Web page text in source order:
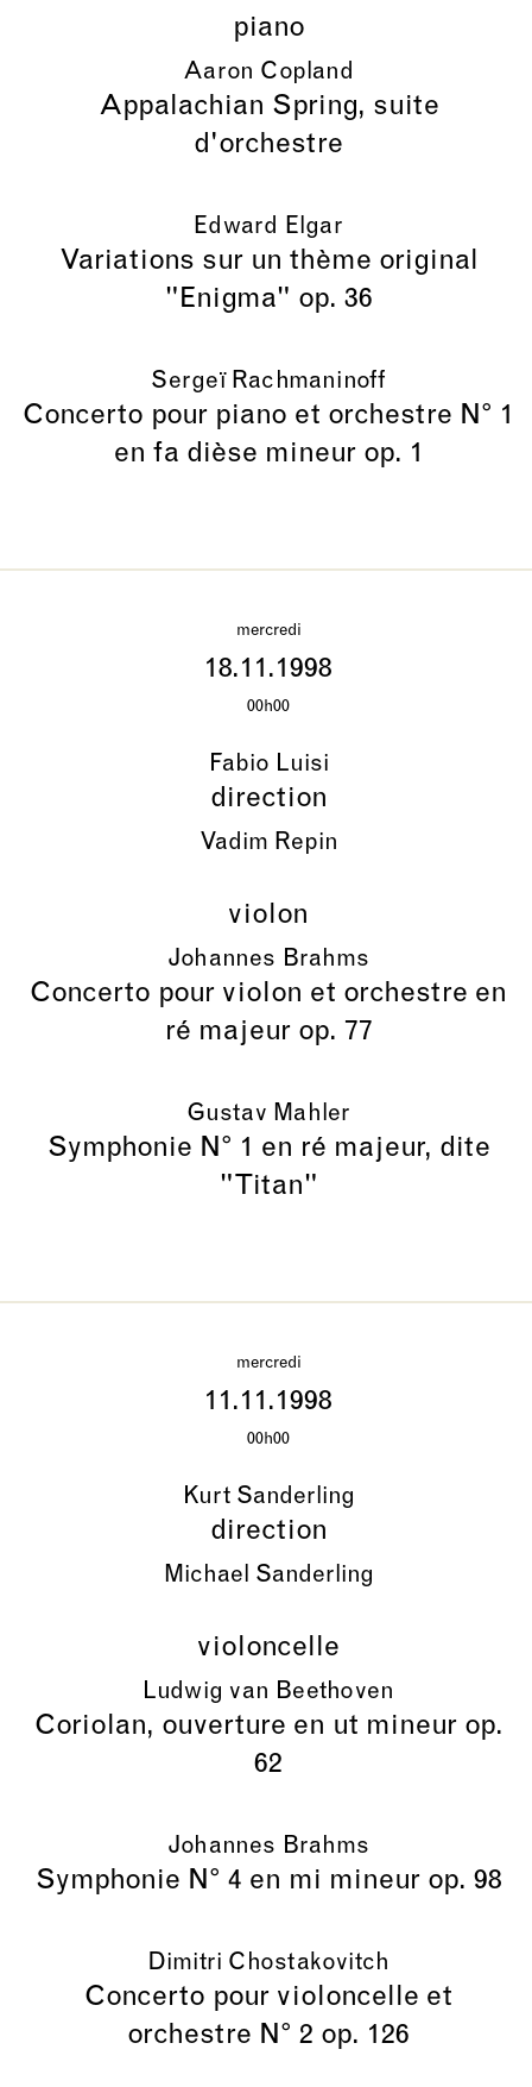
piano
Aaron Copland
Appalachian Spring, suite
d'orchestre
Edward Elgar
Variations sur un thème original
"Enigma" op. 36
Sergeï Rachmaninoff
Concerto pour piano et orchestre N° 1
en fa dièse mineur op. 1
mercredi
18.11.1998
00h00
Fabio Luisi
direction
Vadim Repin
violon
Johannes Brahms
Concerto pour violon et orchestre en
ré majeur op. 77
Gustav Mahler
Symphonie N° 1 en ré majeur, dite
"Titan"
mercredi
11.11.1998
00h00
Kurt Sanderling
direction
Michael Sanderling
violoncelle
Ludwig van Beethoven
Coriolan, ouverture en ut mineur op.
62
Johannes Brahms
Symphonie N° 4 en mi mineur op. 98
Dimitri Chostakovitch
Concerto pour violoncelle et
orchestre N° 2 op. 126